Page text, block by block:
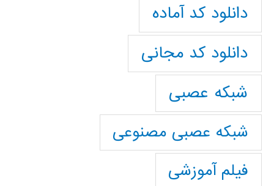
دانلود کد آماده
دانلود کد مجانی
شبکه عصبی
شبکه عصبی مصنوعی
فیلم آموزشی